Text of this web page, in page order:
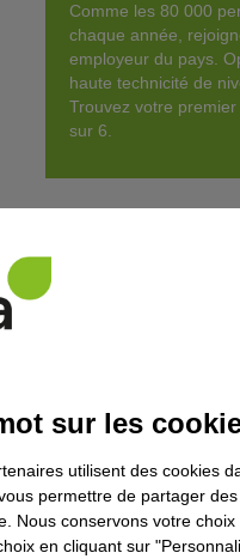
Comme les 80 000
chaque année,
employeur du pays.
haute technicité de
Trouvez votre
sur 6.
Le/la collaborateur/trice
en gros œuvre ou en
maîtres d'œuvre, dans des
propriété...), dans des
sociétés de gestion
(législation sociale
Ses principales fonctions
sur les
utilisent des cookies
permettre de partager
Nous conservons votre
en cliquant sur